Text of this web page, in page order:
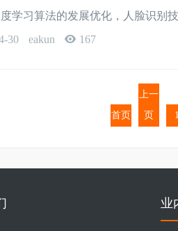
学习算法的发展优化，人脸识别
30
eakun 167
首页
上一
页
1
业